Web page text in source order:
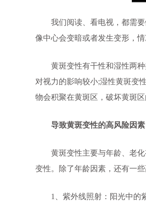
我们阅读、看电视，都需要
像中心会变暗或者发生变形，
黄斑变性有干性和湿性两种
对视力的影响较小;湿性黄斑变
物会积聚在黄斑区，破坏黄斑
导致黄斑变性的高风险因素
黄斑变性主要与年龄、老化
变性。除了年龄因素，还有一
1、紫外线照射：阳光中的紫